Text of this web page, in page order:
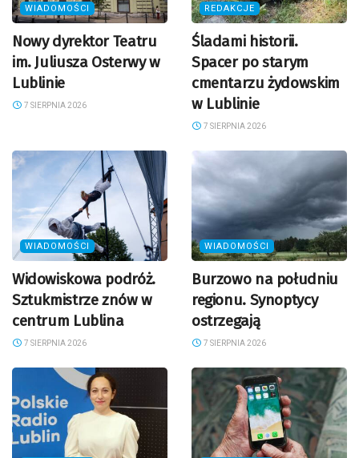
WIADOMOŚCI
Nowy dyrektor Teatru
im. Juliusza Osterwy w
Lublinie
7 SIERPNIA 2026
REDAKCJE
Śladami historii.
Spacer po starym
cmentarzu żydowskim
w Lublinie
7 SIERPNIA 2026
WIADOMOŚCI
Widowiskowa podróż.
Sztukmistrze znów w
centrum Lublina
7 SIERPNIA 2026
WIADOMOŚCI
Burzowo na południu
regionu. Synoptycy
ostrzegają
7 SIERPNIA 2026